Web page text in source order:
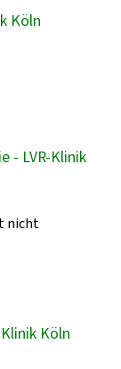
Köln
- LVR-Klinik
nicht
Köln